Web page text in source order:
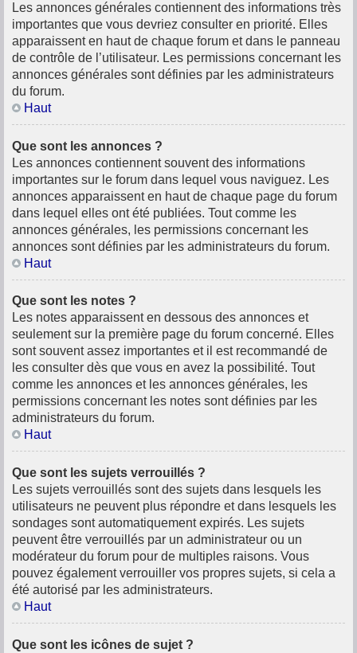
Les annonces générales contiennent des informations très
importantes que vous devriez consulter en priorité. Elles
apparaissent en haut de chaque forum et dans le panneau
de contrôle de l’utilisateur. Les permissions concernant les
annonces générales sont définies par les administrateurs
du forum.
Haut
Que sont les annonces ?
Les annonces contiennent souvent des informations
importantes sur le forum dans lequel vous naviguez. Les
annonces apparaissent en haut de chaque page du forum
dans lequel elles ont été publiées. Tout comme les
annonces générales, les permissions concernant les
annonces sont définies par les administrateurs du forum.
Haut
Que sont les notes ?
Les notes apparaissent en dessous des annonces et
seulement sur la première page du forum concerné. Elles
sont souvent assez importantes et il est recommandé de
les consulter dès que vous en avez la possibilité. Tout
comme les annonces et les annonces générales, les
permissions concernant les notes sont définies par les
administrateurs du forum.
Haut
Que sont les sujets verrouillés ?
Les sujets verrouillés sont des sujets dans lesquels les
utilisateurs ne peuvent plus répondre et dans lesquels les
sondages sont automatiquement expirés. Les sujets
peuvent être verrouillés par un administrateur ou un
modérateur du forum pour de multiples raisons. Vous
pouvez également verrouiller vos propres sujets, si cela a
été autorisé par les administrateurs.
Haut
Que sont les icônes de sujet ?